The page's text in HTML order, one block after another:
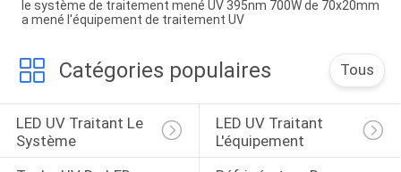
le système de traitement mené UV 395nm 700W de 70x20mm
a mené l'équipement de traitement UV
Catégories populaires Tous
LED UV Traitant Le
Système
LED UV Traitant
L'équipement